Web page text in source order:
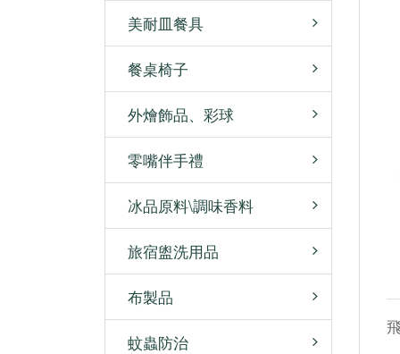
美耐皿餐具
餐桌椅子
外燴飾品、彩球
零嘴伴手禮
冰品原料\調味香料
旅宿盥洗用品
布製品
蚊蟲防治